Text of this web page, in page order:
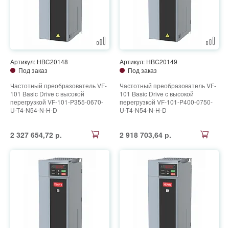
Артикул: HBC20148
Под заказ
Частотный преобразователь VF-
101 Basic Drive c высокой
перегрузкой VF-101-P355-0670-
U-T4-N54-N-H-D
2 327 654,72 р.
Артикул: HBC20149
Под заказ
Частотный преобразователь VF-
101 Basic Drive c высокой
перегрузкой VF-101-P400-0750-
U-T4-N54-N-H-D
2 918 703,64 р.